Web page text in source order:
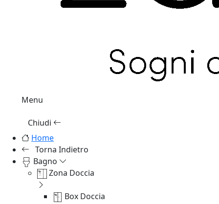
Menu
Chiudi
Home
Torna Indietro
Bagno
Zona Doccia
Box Doccia